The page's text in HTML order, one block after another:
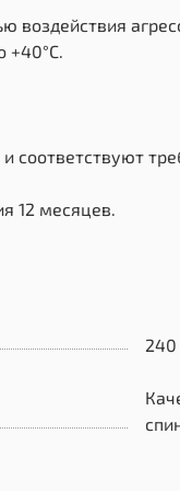
воздействия
+40°С.
соответствуют
12 месяцев.
240